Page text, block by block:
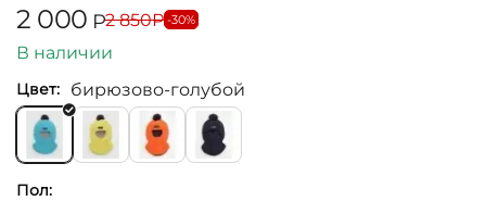
2 000 Р2 850Р -30%
В наличии
Цвет: бирюзово-голубой
Пол: